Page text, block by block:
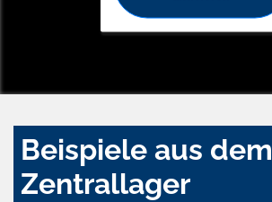
Beispiele aus dem
Zentrallager